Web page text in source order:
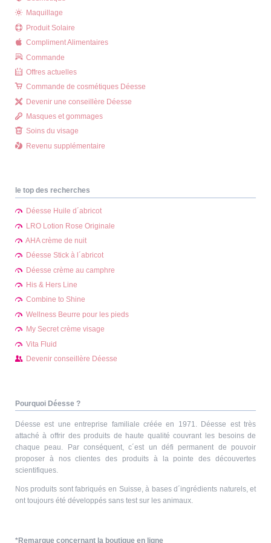
Maquillage
Produit Solaire
Compliment Alimentaires
Commande
Offres actuelles
Commande de cosmétiques Déesse
Devenir une conseillère Déesse
Masques et gommages
Soins du visage
Revenu supplémentaire
le top des recherches
Déesse Huile d´abricot
LRO Lotion Rose Originale
AHA crème de nuit
Déesse Stick à l´abricot
Déesse crème au camphre
His & Hers Line
Combine to Shine
Wellness Beurre pour les pieds
My Secret crème visage
Vita Fluid
Devenir conseillère Déesse
Pourquoi Déesse ?
Déesse est une entreprise familiale créée en 1971. Déesse est très
attaché à offrir des produits de haute qualité couvrant les besoins de
chaque peau. Par conséquent, c´est un défi permanent de pouvoir
proposer à nos clientes des produits à la pointe des découvertes
scientifiques.
Nos produits sont fabriqués en Suisse, à bases d´ingrédients naturels, et
ont toujours été développés sans test sur les animaux.
*Remarque concernant la boutique en ligne